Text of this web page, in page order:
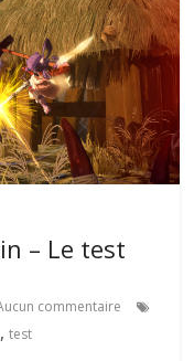
– Le test
commentaire
,test